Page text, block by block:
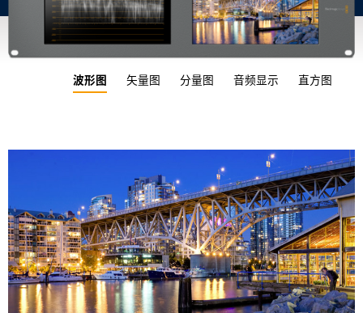
United Kingdom
United States
波形图 矢量图 分量图 音频显示 直方图